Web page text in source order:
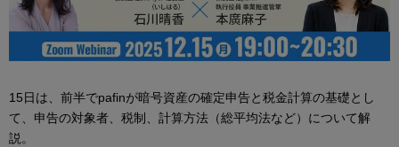
15日は、前半でpafinが暗号資産の確定申告と税金計算の基礎とし
て、申告の対象者、税制、計算方法（総平均法など）について解
説。